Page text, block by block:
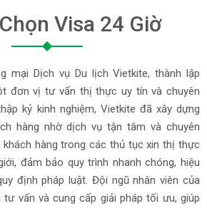
Visa 24 Giờ
mại Dịch vụ Du lịch Vietkite, thành lập
đơn vị tư vấn thị thực uy tín và chuyên
kỷ kinh nghiệm, Vietkite đã xây dựng
hàng nhờ dịch vụ tận tâm và chuyên
khách hàng trong các thủ tục xin thị thực
đảm bảo quy trình nhanh chóng, hiệu
định pháp luật. Đội ngũ nhân viên của
vấn và cung cấp giải pháp tối ưu, giúp